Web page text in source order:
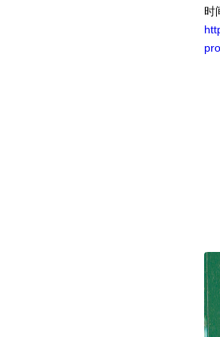
时